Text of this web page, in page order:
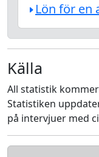
Lön för en
Källa
All statistik
Statistiken
på intervjuer med